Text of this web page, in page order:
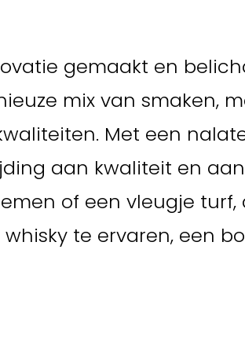
gemaakt en
mix van smaken,
Met een
aan kwaliteit en
of een vleugje turf,
te ervaren, een